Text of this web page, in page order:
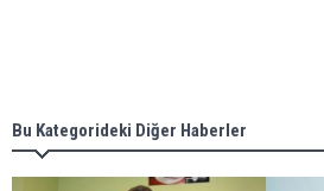
Bu Kategorideki Diğer Haberler